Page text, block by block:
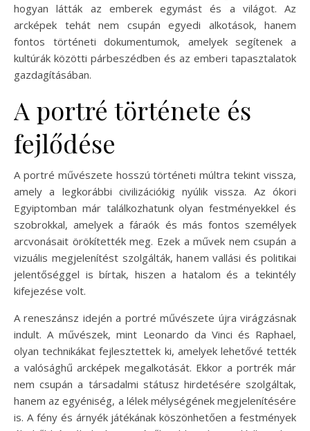
hogyan látták az emberek egymást és a világot. Az
arcképek tehát nem csupán egyedi alkotások, hanem
fontos történeti dokumentumok, amelyek segítenek a
kultúrák közötti párbeszédben és az emberi tapasztalatok
gazdagításában.
A portré története és
fejlődése
A portré művészete hosszú történeti múltra tekint vissza,
amely a legkorábbi civilizációkig nyúlik vissza. Az ókori
Egyiptomban már találkozhatunk olyan festményekkel és
szobrokkal, amelyek a fáraók és más fontos személyek
arcvonásait örökítették meg. Ezek a művek nem csupán a
vizuális megjelenítést szolgálták, hanem vallási és politikai
jelentőséggel is bírtak, hiszen a hatalom és a tekintély
kifejezése volt.
A reneszánsz idején a portré művészete újra virágzásnak
indult. A művészek, mint Leonardo da Vinci és Raphael,
olyan technikákat fejlesztettek ki, amelyek lehetővé tették
a valósághű arcképek megalkotását. Ekkor a portrék már
nem csupán a társadalmi státusz hirdetésére szolgáltak,
hanem az egyéniség, a lélek mélységének megjelenítésére
is. A fény és árnyék játékának köszönhetően a festmények